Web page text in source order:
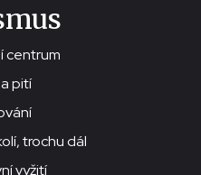
centrum
pití
trochu dál
vyžití